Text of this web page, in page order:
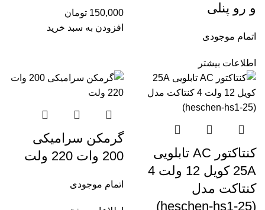
و رو پنلی
اتمام موجودی
اطلاعات بیشتر
150,000 تومان
افزودن به سبد خرید
کنتاکتور AC تابلویی
25A کویل 12 ولت 4
کنتاکت مدل
(heschen-hs1-25)
گرمکن سرامیکی
200 وات 220 ولت
اتمام موجودی